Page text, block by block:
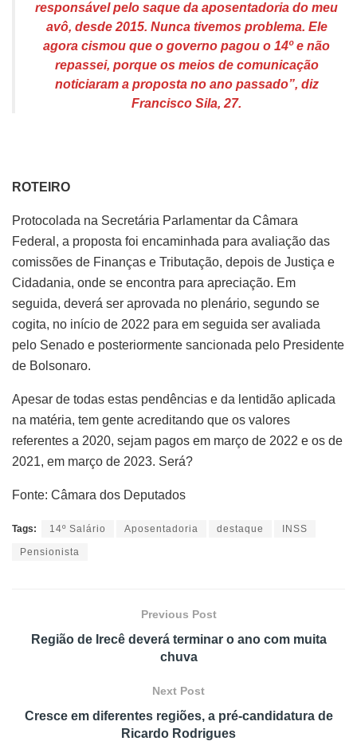
responsável pelo saque da aposentadoria do meu
avô, desde 2015. Nunca tivemos problema. Ele
agora cismou que o governo pagou o 14º e não
repassei, porque os meios de comunicação
noticiaram a proposta no ano passado”, diz
Francisco Sila, 27.
ROTEIRO
Protocolada na Secretária Parlamentar da Câmara
Federal, a proposta foi encaminhada para avaliação das
comissões de Finanças e Tributação, depois de Justiça e
Cidadania, onde se encontra para apreciação. Em
seguida, deverá ser aprovada no plenário, segundo se
cogita, no início de 2022 para em seguida ser avaliada
pelo Senado e posteriormente sancionada pelo Presidente
de Bolsonaro.
Apesar de todas estas pendências e da lentidão aplicada
na matéria, tem gente acreditando que os valores
referentes a 2020, sejam pagos em março de 2022 e os de
2021, em março de 2023. Será?
Fonte: Câmara dos Deputados
Tags: 14º Salário Aposentadoria destaque INSS
Pensionista
Previous Post
Região de Irecê deverá terminar o ano com muita
chuva
Next Post
Cresce em diferentes regiões, a pré-candidatura de
Ricardo Rodrigues